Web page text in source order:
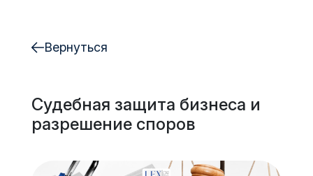
Вернуться
Судебная защита бизнеса и
разрешение споров